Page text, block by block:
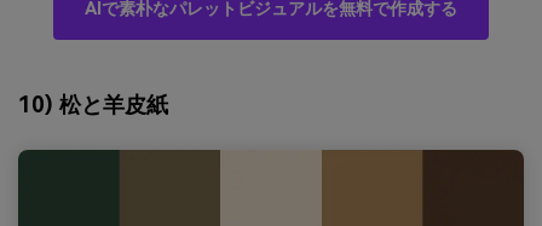
AIで素朴なパレットビジュアルを無料で作成する
10) 松と羊皮紙